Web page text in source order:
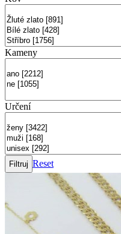
Kameny
Určení
Reset